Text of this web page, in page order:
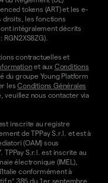
tokens (ART) et les e-
droits, les fonctions
intégralement décrits
contractuelles et
et aux Conditions
du groupe Young Platform
lesConditions Générales
veuillez nous contacter via
inscrite au registre
de TPPay S.r.l. et est à
(OAM) sous
TPPay S.r.l. est inscrite au
électronique (IMEL),
conformément à
n° 385 du 1er septembre